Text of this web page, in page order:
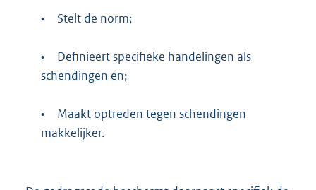
• Stelt de norm;
•
Definieert specifieke handelingen als
schendingen en;
•
Maakt optreden tegen schendingen
makkelijker.